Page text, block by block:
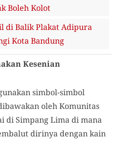
Boleh Kolot
di Balik Plakat Adipura
Kota Bandung
Kesenian
simbol-simbol
oleh Komunitas
di Simpang Lima di mana
dirinya dengan kain